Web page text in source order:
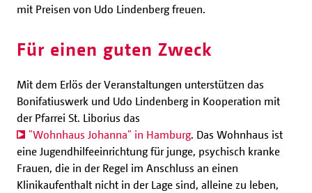
mit Preisen von Udo Lindenberg freuen.
Für einen guten Zweck
Mit dem Erlös der Veranstaltungen unterstützen das
Bonifatiuswerk und Udo Lindenberg in Kooperation mit
der Pfarrei St. Liborius das
"Wohnhaus Johanna" in Hamburg. Das Wohnhaus ist
eine Jugendhilfeeinrichtung für junge, psychisch kranke
Frauen, die in der Regel im Anschluss an einen
Klinikaufenthalt nicht in der Lage sind, alleine zu leben,